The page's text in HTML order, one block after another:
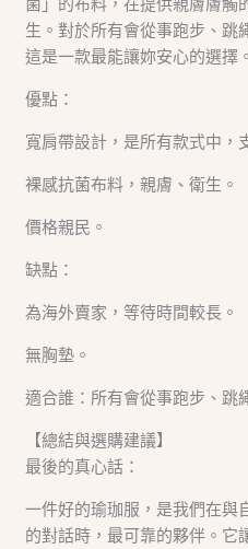
生。對於所有會從事跑步、跳
這是一款最能讓妳安心的選擇。
優點：
寬肩帶設計，是所有款式中，
裸感抗菌布料，親膚、衛生。
價格親民。
缺點：
為海外賣家，等待時間較長。
無胸墊。
適合誰：所有會從事跑步、跳
【總結與選購建議】
最後的真心話：
一件好的瑜珈服，是我們在與
的對話時，最可靠的夥伴。它